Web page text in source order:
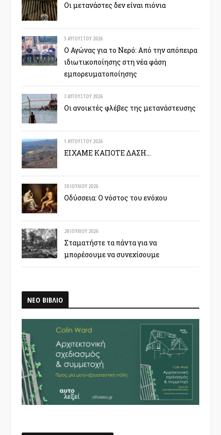
Οι μετανάστες δεν είναι πιόνια
5 ΑΥΓΟΎΣΤΟΥ 2026
Ο Αγώνας για το Νερό: Από την απόπειρα
ιδιωτικοποίησης στη νέα φάση
εμπορευματοποίησης
3 ΑΥΓΟΎΣΤΟΥ 2026
Οι ανοικτές φλέβες της μετανάστευσης
1 ΑΥΓΟΎΣΤΟΥ 2026
ΕΙΧΑΜΕ ΚΑΠΟΤΕ ΔΑΣΗ…
30 ΙΟΥΛΊΟΥ 2026
Οδύσσεια: Ο νόστος του ενόχου
28 ΙΟΥΛΊΟΥ 2026
Σταματήστε τα πάντα για να
μπορέσουμε να συνεχίσουμε
ΝΕΟ ΒΙΒΛΙΟ